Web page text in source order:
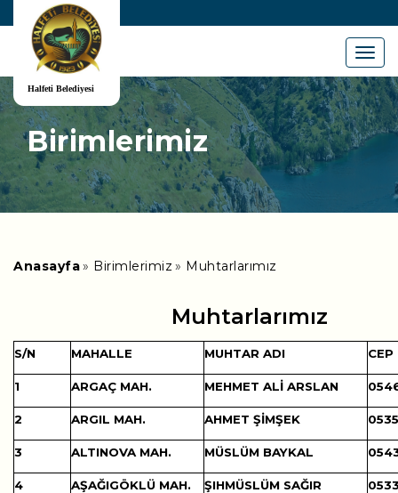
Menu
Birimlerimiz
Anasayfa Birimlerimiz Muhtarlarımız
Muhtarlarımız
S/N MAHALLE MUHTAR ADI CEP
1 ARGAÇ MAH. MEHMET ALİ ARSLAN
2 ARGIL MAH. AHMET ŞİMŞEK
3 ALTINOVA MAH. MÜSLÜM BAYKAL
4 AŞAĞIGÖKLÜ MAH. ŞIHMÜSLÜM SAĞIR